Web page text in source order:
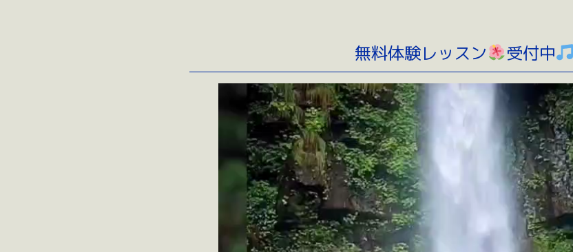
無料体験レッスン 受付中
ー
ヤ